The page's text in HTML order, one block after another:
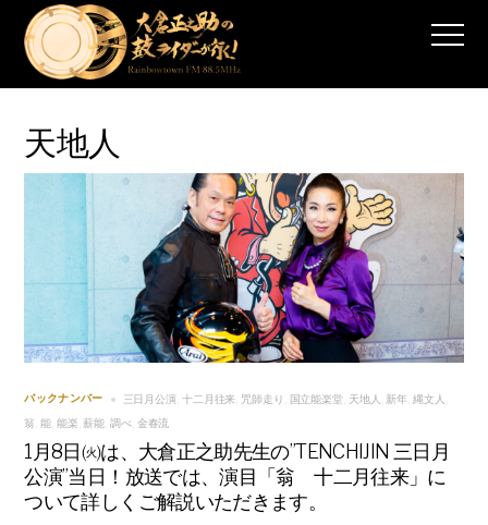
天地人
バックナンバー 三日月公演 十二月往来 咒師走り 国立能楽堂 天地人 新年 縄文人
翁 能 能楽 薪能 調べ, 金春流
1月8日㈫は、大倉正之助先生の”TENCHIJIN 三日月
公演”当日！放送では、演目「翁 十二月往来」に
ついて詳しくご解説いただきます。